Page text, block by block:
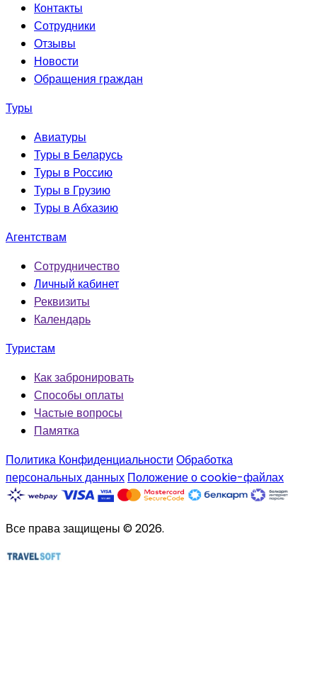
Контакты
Сотрудники
Отзывы
Новости
Обращения граждан
Туры
Авиатуры
Туры в Беларусь
Туры в Россию
Туры в Грузию
Туры в Абхазию
Агентствам
Сотрудничество
Личный кабинет
Реквизиты
Календарь
Туристам
Как забронировать
Способы оплаты
Частые вопросы
Памятка
Политика Конфиденциальности Обработка
персональных данных Положение о cookie-файлах
Все права защищены © 2026.